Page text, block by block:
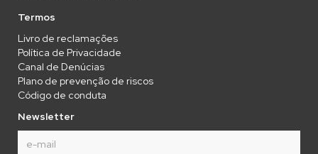
Termos
Livro de reclamações
Política de Privacidade
Canal de Denúcias
Plano de prevenção de riscos
Código de conduta
Newsletter